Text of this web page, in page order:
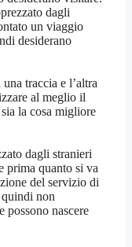
dagli
un viaggio
desiderano
traccia e l’altra
al meglio il
la cosa migliore
dagli stranieri
prima quanto si va
del servizio di
quindi non
possono nascere